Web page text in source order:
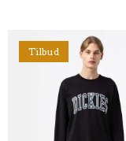
Tilbud